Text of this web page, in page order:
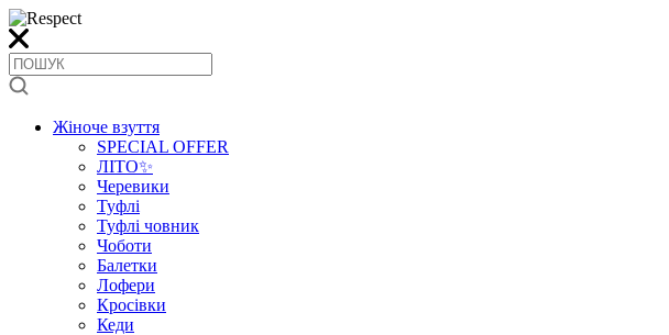
Жіноче взуття
SPECIAL OFFER
ЛІТО✨
Черевики
Туфлі
Туфлі човник
Чоботи
Балетки
Лофери
Кросівки
Кеди